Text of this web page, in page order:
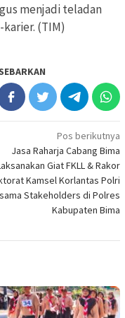
menjadi teladan
(TIM)
Pos berikutnya
Jasa Raharja Cabang Bima
Giat FKLL & Rakor
Kamsel Korlantas Polri
Stakeholders di Polres
Kabupaten Bima